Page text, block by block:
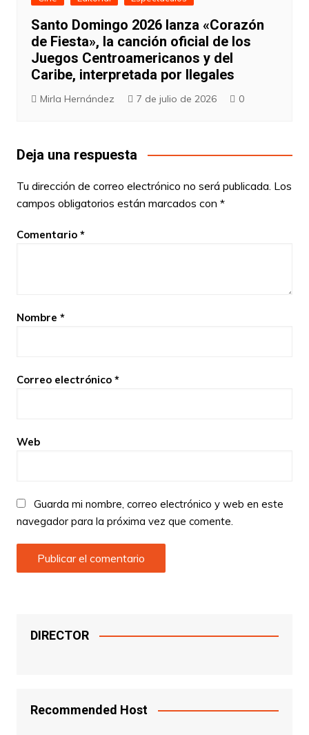
Santo Domingo 2026 lanza «Corazón
de Fiesta», la canción oficial de los
Juegos Centroamericanos y del
Caribe, interpretada por Ilegales
Mirla Hernández 7 de julio de 2026 0
Deja una respuesta
Tu dirección de correo electrónico no será publicada. Los
campos obligatorios están marcados con *
Comentario *
Nombre *
Correo electrónico *
Web
Guarda mi nombre, correo electrónico y web en este
navegador para la próxima vez que comente.
DIRECTOR
Recommended Host